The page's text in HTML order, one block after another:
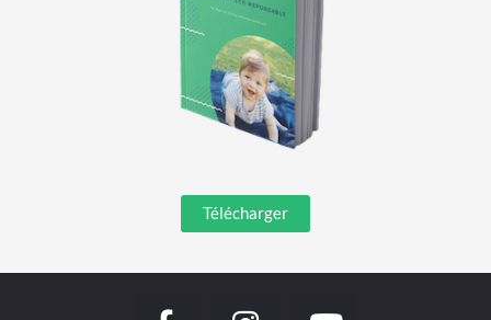
Télécharger
F I Y